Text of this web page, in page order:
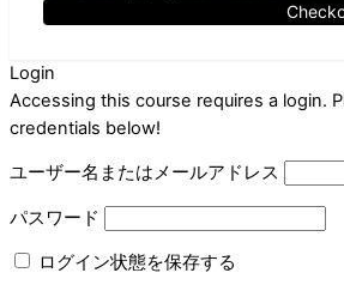
Login
Accessing this course requires a login.
credentials below!
ユーザー名またはメールアドレス
パスワード
ログイン状態を保存する